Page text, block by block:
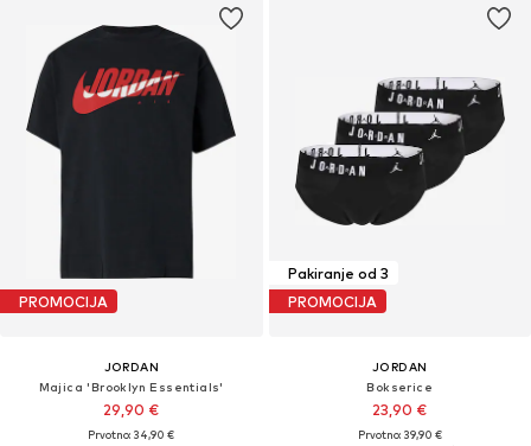
PROMOCIJA
JORDAN
Majica 'Brooklyn Essentials'
29,90 €
Prvotno: 34,90 €
Pakiranje od 3
PROMOCIJA
JORDAN
Bokserice
23,90 €
Prvotno: 39,90 €